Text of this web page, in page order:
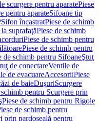
scurgere pentru aparatePiese
pentru aparateSifoane tip
Sifon încastratPiese de schimb
suprafaţăPiese de schimb
Piese de schimb pentru
Piese de schimb pentru
de schimb pentru SifoaneŞtuţ
de conectareVentile de
de evacuareAccesoriiPiese
de baieDuşuriScurgere
schimb pentru Scurgere prin
Piese de schimb pentru Rigole
de schimb pentru
prin pardoseală pentru